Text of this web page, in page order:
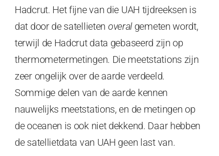
Hadcrut. Het fijne van die UAH tijdreeksen is
dat door de satellieten overalgemeten wordt,
terwijl de Hadcrut data gebaseerd zijn op
thermometermetingen. Die meetstations zijn
zeer ongelijk over de aarde verdeeld.
Sommige delen van de aarde kennen
nauwelijks meetstations, en de metingen op
de oceanen is ook niet dekkend. Daar hebben
de satellietdata van UAH geen last van.